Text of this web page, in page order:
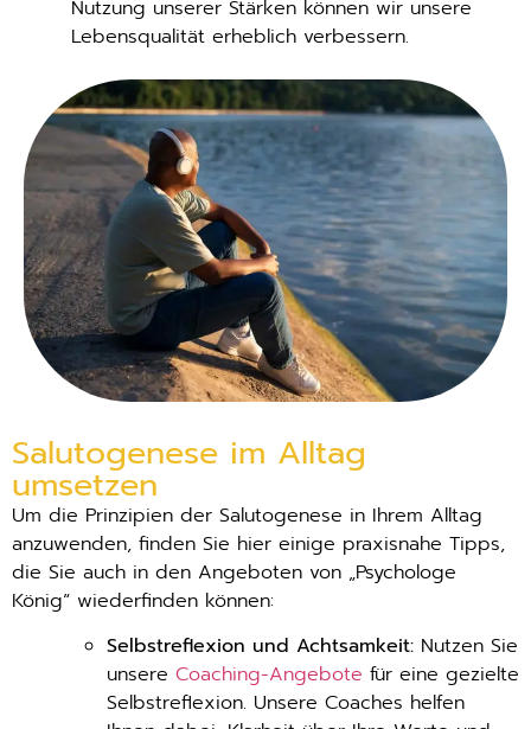
Nutzung unserer Stärken können wir unsere
Lebensqualität erheblich verbessern.
Salutogenese im Alltag
umsetzen
Um die Prinzipien der Salutogenese in Ihrem Alltag
anzuwenden, finden Sie hier einige praxisnahe Tipps,
die Sie auch in den Angeboten von „Psychologe
König“ wiederfinden können:
Selbstreflexion und Achtsamkeit: Nutzen Sie
unsere Coaching-Angebote für eine gezielte
Selbstreflexion. Unsere Coaches helfen